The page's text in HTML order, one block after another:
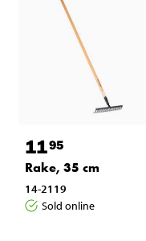
1195
Rake, 35 cm
14-2119
Sold online